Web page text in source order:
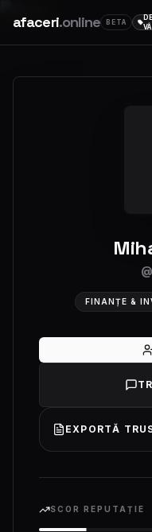
afaceri.online BETA
@
FINANȚE &
EXPORTĂ
SCOR REPUTAȚIE